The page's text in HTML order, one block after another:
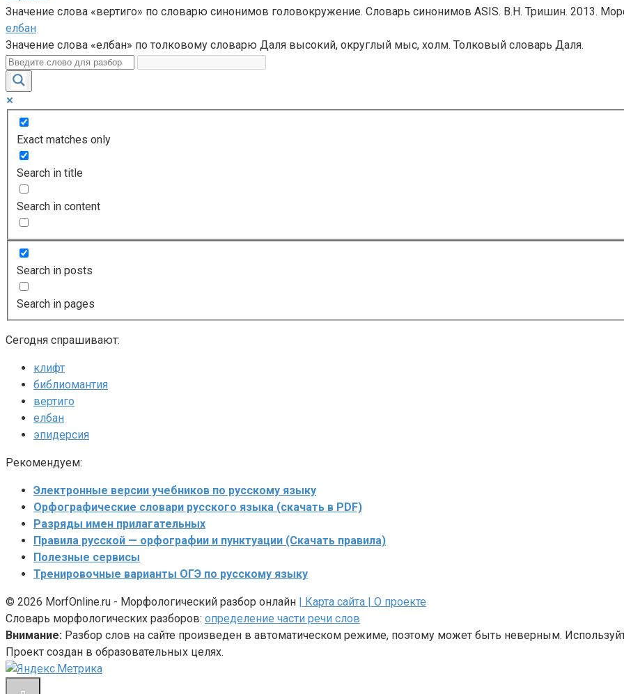
Значение слова «вертиго» по словарю синонимов головокружение. Словарь синонимов ASIS. В.Н. Тришин. 2013.
елбан
Значение слова «елбан» по толковому словарю Даля высокий, округлый мыс, холм. Толковый словарь Даля.
Exact matches only
Search in title
Search in content
Search in posts
Search in pages
Сегодня спрашивают:
клифт
библиомантия
вертиго
елбан
эпидерсия
Рекомендуем:
Электронные версии учебников по русскому языку
Орфографические словари русского языка (скачать в PDF)
Разряды имен прилагательных
Правила русской — орфографии и пунктуации (Скачать правила)
Полезные сервисы
Тренировочные варианты ОГЭ по русскому языку
© 2026 MorfOnline.ru - Морфологический разбор онлайн | Карта сайта | О проекте
Словарь морфологических разборов: определение части речи слов
Внимание: Разбор слов на сайте произведен в автоматическом режиме, поэтому может быть неверным.
Проект создан в образовательных целях.